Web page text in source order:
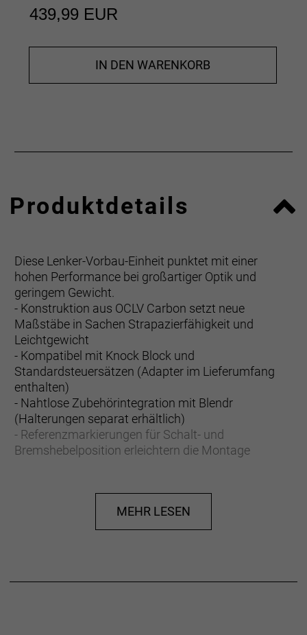
439,99 EUR
IN DEN WARENKORB
Produktdetails
Diese Lenker-Vorbau-Einheit punktet mit einer
hohen Performance bei großartiger Optik und
geringem Gewicht.
- Konstruktion aus OCLV Carbon setzt neue
Maßstäbe in Sachen Strapazierfähigkeit und
Leichtgewicht
- Kompatibel mit Knock Block und
Standardsteuersätzen (Adapter im Lieferumfang
enthalten)
- Nahtlose Zubehörintegration mit Blendr
(Halterungen separat erhältlich)
- Referenzmarkierungen für Schalt- und
Bremshebelposition erleichtern die Montage
- Befestigungsmaterialien aus Titan sind leicht und
MEHR LESEN